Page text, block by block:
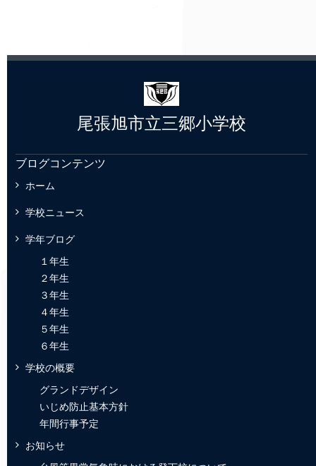
尾張旭市立三郷小学校
ブログコンテンツ
ホーム
学校ニュース
学年ブログ
１年生
２年生
３年生
４年生
５年生
６年生
学校の概要
グランドデザイン
いじめ防止基本方針
年間行事予定
お知らせ